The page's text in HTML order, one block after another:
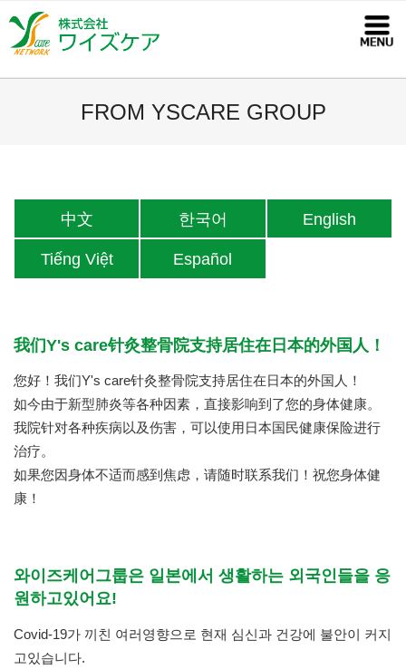
ン
FROM YSCARE GROUP
中文 한국어 English
Tiếng Việt Español
我们Y's care针灸整骨院支持居住在日本的外国人！
您好！我们Y's care针灸整骨院支持居住在日本的外国人！
如今由于新型肺炎等各种因素，直接影响到了您的身体健康。
我院针对各种疾病以及伤害，可以使用日本国民健康保险进行
治疗。
如果您因身体不适而感到焦虑，请随时联系我们！祝您身体健
康！
와이즈케어그룹은 일본에서 생활하는 외국인들을 응
원하고있어요!
Covid-19가 끼친 여러영향으로 현재 심신과 건강에 불안이 커지
고있습니다.